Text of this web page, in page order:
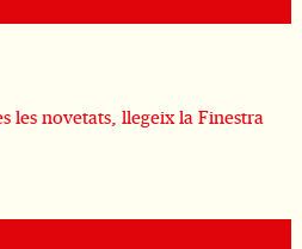
les novetats, llegeix la Finestra